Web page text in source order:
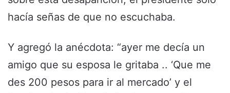
hacía señas de que no escuchaba.
Y agregó la anécdota: “ayer me decía un
amigo que su esposa le gritaba .. ‘Que me
des 200 pesos para ir al mercado’ y el